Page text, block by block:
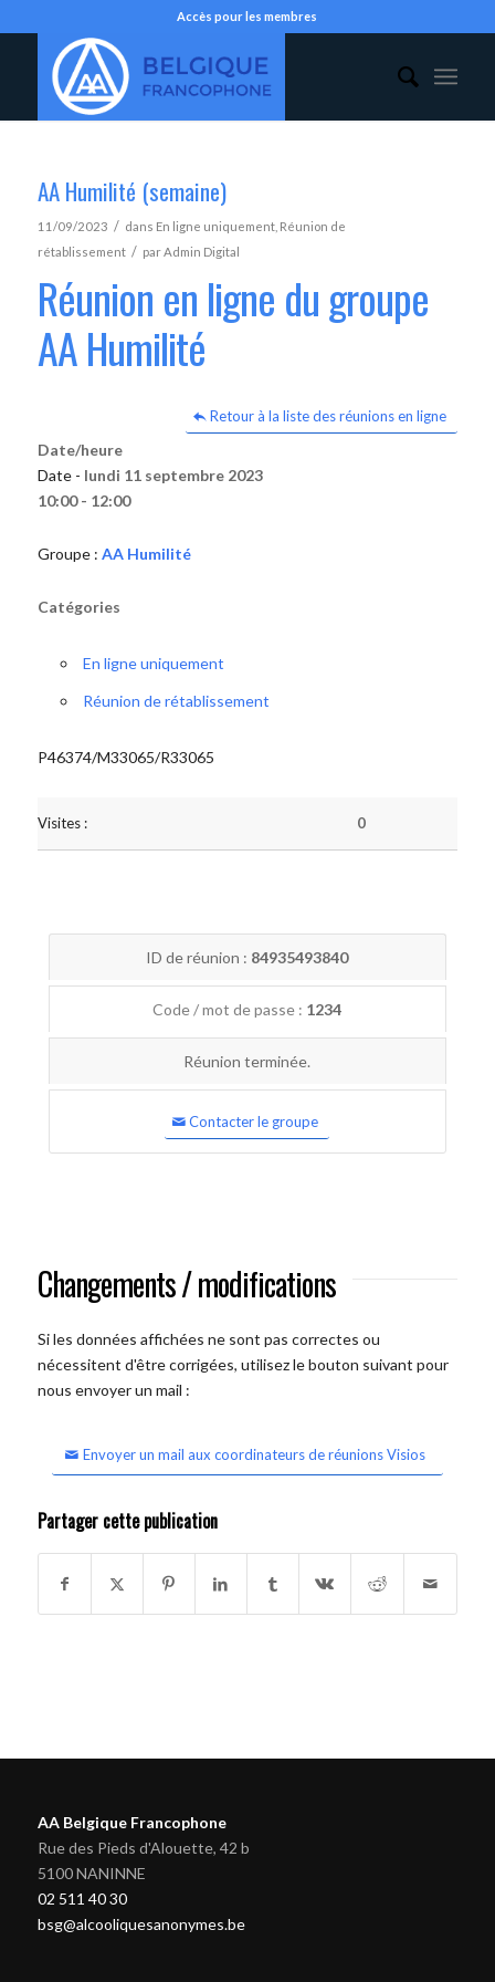
Accès pour les membres
AA Humilité (semaine)
11/09/2023 / dans En ligne uniquement, Réunion de
rétablissement / parAdmin Digital
Réunion en ligne du groupe
AA Humilité
Retour à la liste des réunions en ligne
Date/heure
Date - lundi 11 septembre 2023
10:00 - 12:00
Groupe : AA Humilité
Catégories
En ligne uniquement
Réunion de rétablissement
P46374/M33065/R33065
Visites : 0
ID de réunion : 84935493840
Code / mot de passe : 1234
Réunion terminée.
Contacter le groupe
Changements / modifications
Si les données affichées ne sont pas correctes ou
nécessitent d'être corrigées, utilisez le bouton suivant pour
nous envoyer un mail :
Envoyer un mail aux coordinateurs de réunions Visios
Partager cette publication
AA Belgique Francophone
Rue des Pieds d'Alouette, 42 b
5100 NANINNE
02 511 40 30
bsg@alcooliquesanonymes.be